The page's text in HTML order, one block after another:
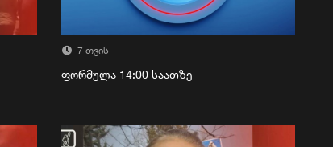
7 თვის
ფორმულა 14:00 საათზე